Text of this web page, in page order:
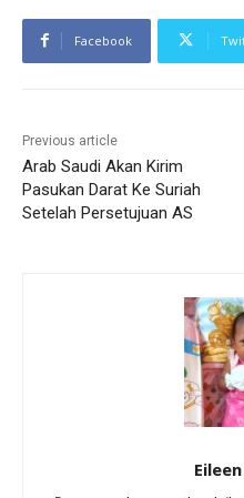
Facebook
Previous article
Arab Saudi Akan Kirim
Pasukan Darat Ke Suriah
Setelah Persetujuan AS